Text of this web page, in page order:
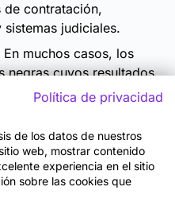
contratación,
judiciales.
En muchos casos, los
negras cuyos resultados
plantea
seguridad y el
empresas deben
Política de privacidad
de los datos de nuestros
web, mostrar contenido
experiencia en el sitio
sobre las cookies que